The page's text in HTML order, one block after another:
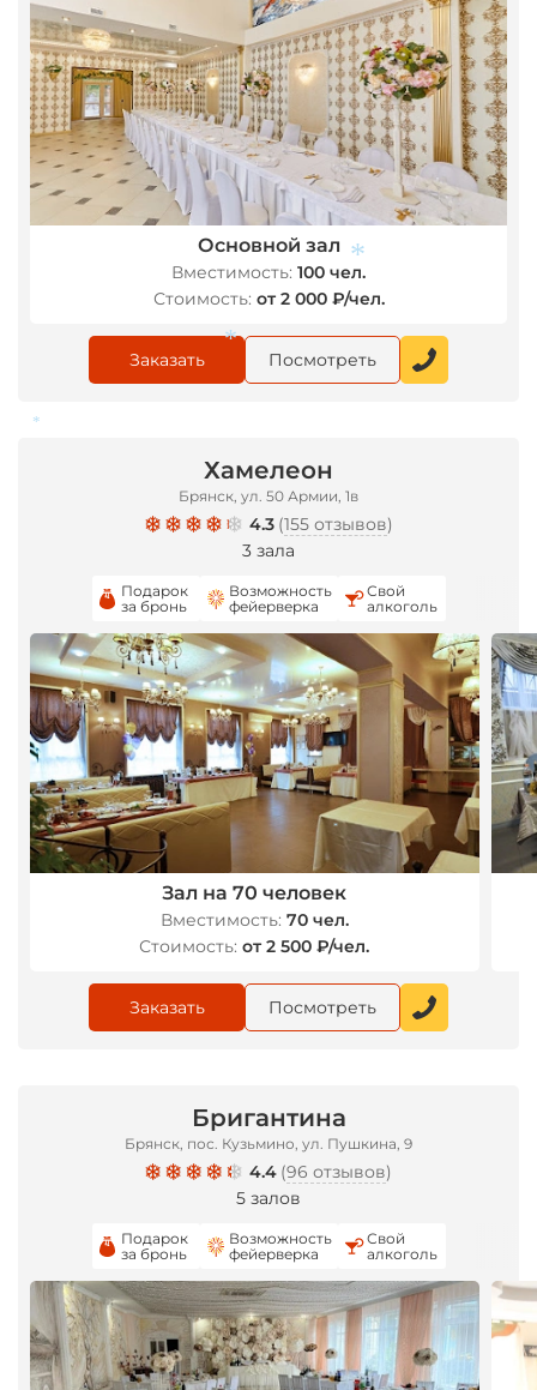
Основной зал
Вместимость: 100 чел.
Стоимость: от 2 000 ₽/чел.
Заказать Посмотреть
Хамелеон
Брянск, ул. 50 Армии, 1в
4.3 (155 отзывов)
3 зала
Подарок
за бронь
Возможность
фейерверка
Свой
алкоголь
Зал на 70 человек
Вместимость: 70 чел.
Стоимость: от 2 500 ₽/чел.
Заказать Посмотреть
Бригантина
Брянск, пос. Кузьмино, ул. Пушкина, 9
4.4 (96 отзывов)
5 залов
Подарок
за бронь
Возможность
фейерверка
Свой
алкоголь
*